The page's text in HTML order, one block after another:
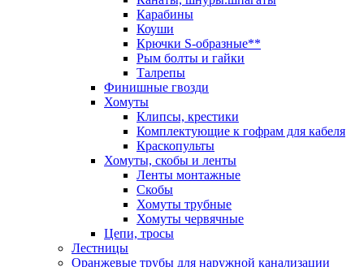
Карабины
Коуши
Крючки S-образные**
Рым болты и гайки
Талрепы
Финишные гвозди
Хомуты
Клипсы, крестики
Комплектующие к гофрам для кабеля
Краскопульты
Хомуты, скобы и ленты
Ленты монтажные
Скобы
Хомуты трубные
Хомуты червячные
Цепи, тросы
Лестницы
Оранжевые трубы для наружной канализации